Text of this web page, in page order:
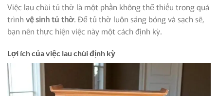
Việc lau chùi tủ thờ là một phần không thể thiếu trong quá
trình vệ sinh tủ thờ. Để tủ thờ luôn sáng bóng và sạch sẽ,
bạn nên thực hiện việc này một cách định kỳ.
Lợi ích của việc lau chùi định kỳ